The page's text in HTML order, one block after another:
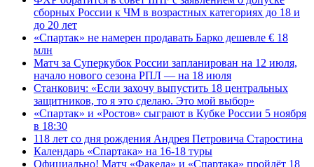
сборных России к ЧМ в возрастных категориях до 18 и
до 20 лет
«Спартак» не намерен продавать Барко дешевле € 18
млн
Матч за Суперкубок России запланирован на 12 июля,
начало нового сезона РПЛ — на 18 июля
Станкович: «Если захочу выпустить 18 центральных
защитников, то я это сделаю. Это мой выбор»
«Спартак» и «Ростов» сыграют в Кубке России 5 ноября
в 18:30
118 лет со дня рождения Андрея Петровича Старостина
Календарь «Спартака» на 16-18 туры
Официально! Матч «Факела» и «Спартака» пройдёт 18